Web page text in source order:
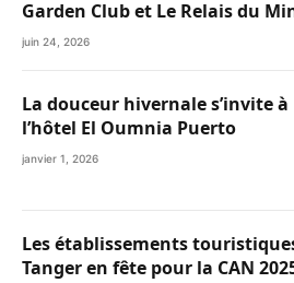
Garden Club et Le Relais du
s’enflamment !
juin 24, 2026
La douceur hivernale s’invite à
l’hôtel El Oumnia Puerto
janvier 1, 2026
Les établissements
Tanger en fête pour la CAN